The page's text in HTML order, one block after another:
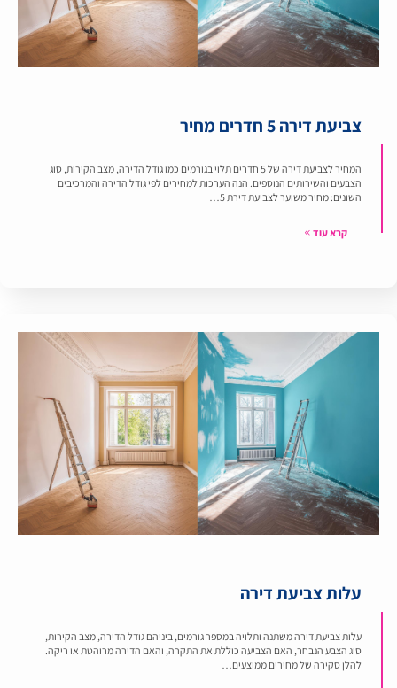
צביעת דירה 5 חדרים מחיר
המחיר לצביעת דירה של 5 חדרים תלוי בגורמים כמו גודל הדירה, מצב הקירות, סוג
הצבעים והשירותים הנוספים. הנה הערכות למחירים לפי גודל הדירה והמרכיבים
השונים: מחיר משוער לצביעת דירת 5…
קרא עוד
עלות צביעת דירה
עלות צביעת דירה משתנה ותלויה במספר גורמים, ביניהם גודל הדירה, מצב הקירות,
סוג הצבע הנבחר, האם הצביעה כוללת את התקרה, והאם הדירה מרוהטת או ריקה.
להלן סקירה של מחירים ממוצעים…